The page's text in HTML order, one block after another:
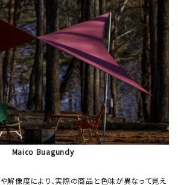
Maico Buagundy
解像度により、実際の商品と色味が異なって見え